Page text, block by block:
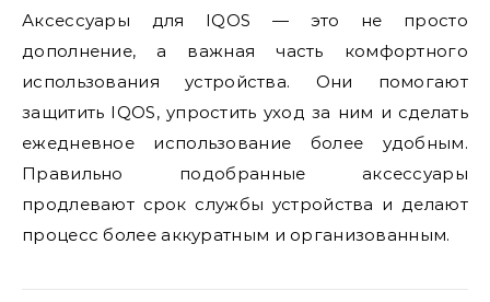
Аксессуары для IQOS — это не просто
дополнение, а важная часть комфортного
использования устройства. Они помогают
защитить IQOS, упростить уход за ним и сделать
ежедневное использование более удобным.
Правильно подобранные аксессуары
продлевают срок службы устройства и делают
процесс более аккуратным и организованным.